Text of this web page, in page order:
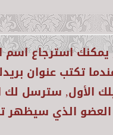
استرجاع اسم
تكتب عنوان
الأول, سترسل لك
الذي سيظهر